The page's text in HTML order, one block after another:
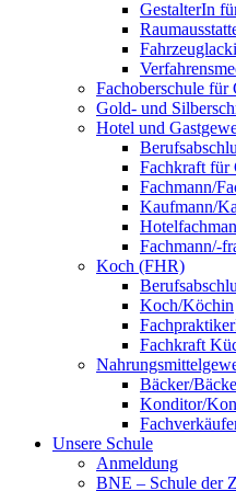
GestalterIn
Fachoberschule für
Gold- und
Hotel und
Fachkraft für
Fachmann/
Kaufmann/
Fachmann/-
Koch (FHR)
Koch/Köchin
Fachkraft
Bäcker/
Konditor/
Unsere Schule
Anmeldung
BNE – Schule der